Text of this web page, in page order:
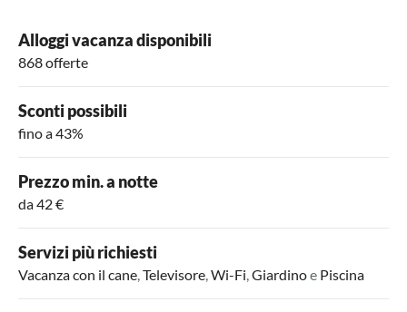
Alloggi vacanza disponibili
868 offerte
Sconti possibili
fino a 43%
Prezzo min. a notte
da 42 €
Servizi più richiesti
Vacanza con il cane,Televisore,Wi-Fi,Giardinoe Piscina